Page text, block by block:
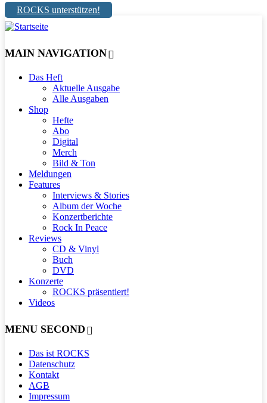
ROCKS unterstützen!
MAIN NAVIGATION
Das Heft
Aktuelle Ausgabe
Alle Ausgaben
Shop
Hefte
Abo
Digital
Merch
Bild & Ton
Meldungen
Features
Interviews & Stories
Album der Woche
Konzertberichte
Rock In Peace
Reviews
CD & Vinyl
Buch
DVD
Konzerte
ROCKS präsentiert!
Videos
MENU SECOND
Das ist ROCKS
Datenschutz
Kontakt
AGB
Impressum